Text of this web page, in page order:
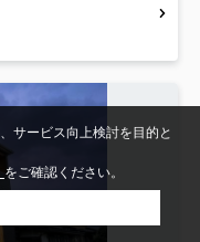
サービス向上検討を目的と
をご確認ください。